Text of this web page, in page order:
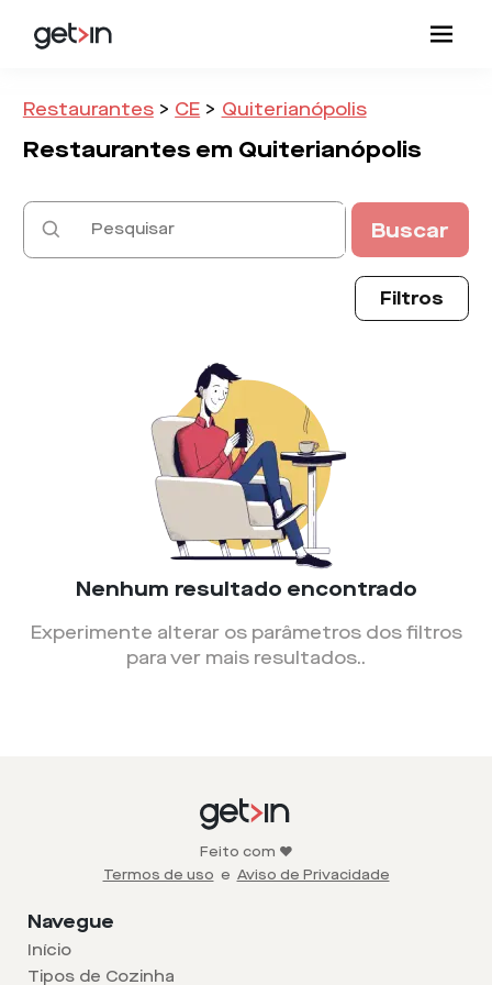
Restaurantes > CE > Quiterianópolis
Restaurantes em Quiterianópolis
Buscar
Filtros
Nenhum resultado encontrado
Experimente alterar os parâmetros dos filtros
para ver mais resultados..
Feito com ❤️
Termos de uso e Aviso de Privacidade
Navegue
Início
Tipos de Cozinha